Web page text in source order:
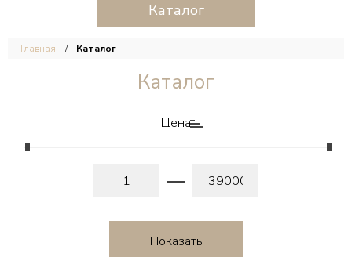
Каталог
Главная Каталог
Каталог
Цена